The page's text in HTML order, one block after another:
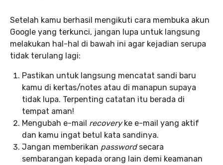
Setelah kamu berhasil mengikuti cara membuka akun
Google yang terkunci, jangan lupa untuk langsung
melakukan hal-hal di bawah ini agar kejadian serupa
tidak terulang lagi:
Pastikan untuk langsung mencatat sandi baru
kamu di kertas/notes atau di manapun supaya
tidak lupa. Terpenting catatan itu berada di
tempat aman!
Mengubah e-mail recoveryke e-mail yang aktif
dan kamu ingat betul kata sandinya.
Jangan memberikan passwordsecara
sembarangan kepada orang lain demi keamanan